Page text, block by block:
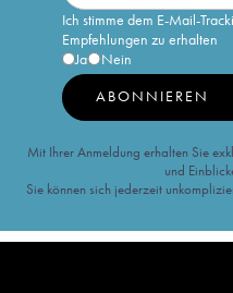
Ich stimme dem E-Mail-
Empfehlungen zu erhalten
Ja
Nein
ABONNIEREN
Mit Ihrer Anmeldung erhalten Sie
und
Sie können sich jederzeit